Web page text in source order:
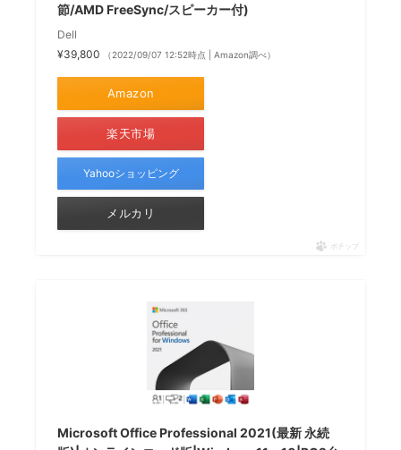
節/AMD FreeSync/スピーカー付)
Dell
¥39,800
（2022/09/07 12:52時点 | Amazon調べ）
Amazon
楽天市場
Yahooショッピング
メルカリ
ポチップ
Microsoft Office Professional 2021(最新 永続